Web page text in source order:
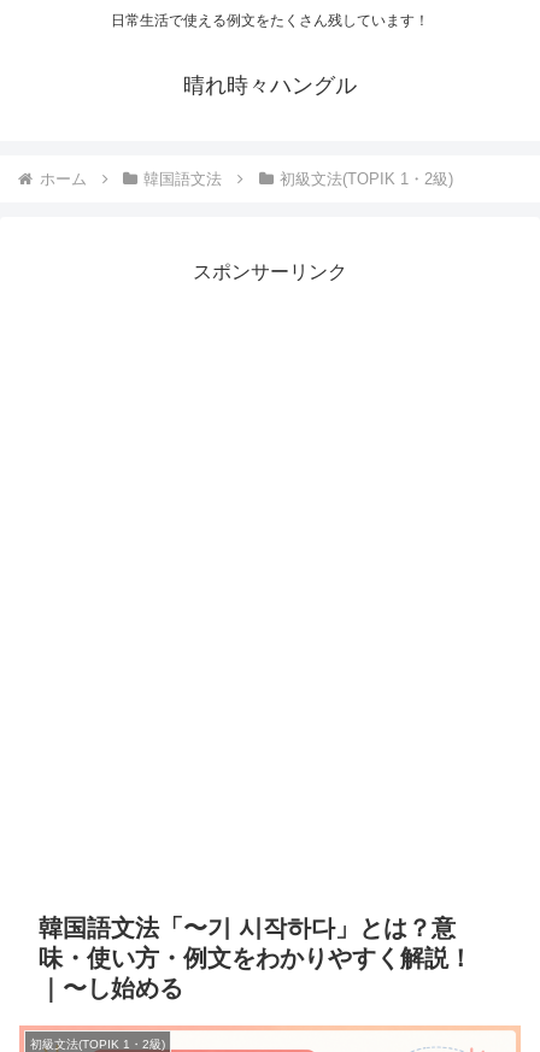
日常生活で使える例文をたくさん残しています！
晴れ時々ハングル
ホーム 韓国語文法 初級文法(TOPIK 1・2級)
スポンサーリンク
韓国語文法「〜기 시작하다」とは？意
味・使い方・例文をわかりやすく解説！
｜〜し始める
初級文法(TOPIK 1・2級)